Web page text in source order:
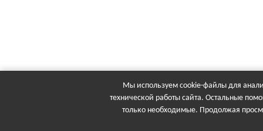
Мы используем cookie-файлы для
технической работы сайта. Остальные
только необходимые. Продолжая